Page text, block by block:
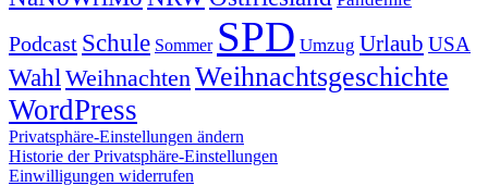
Podcast Schule Sommer SPD Umzug Urlaub USA
Wahl Weihnachten Weihnachtsgeschichte
WordPress
Privatsphäre-Einstellungen ändern
Historie der Privatsphäre-Einstellungen
Einwilligungen widerrufen